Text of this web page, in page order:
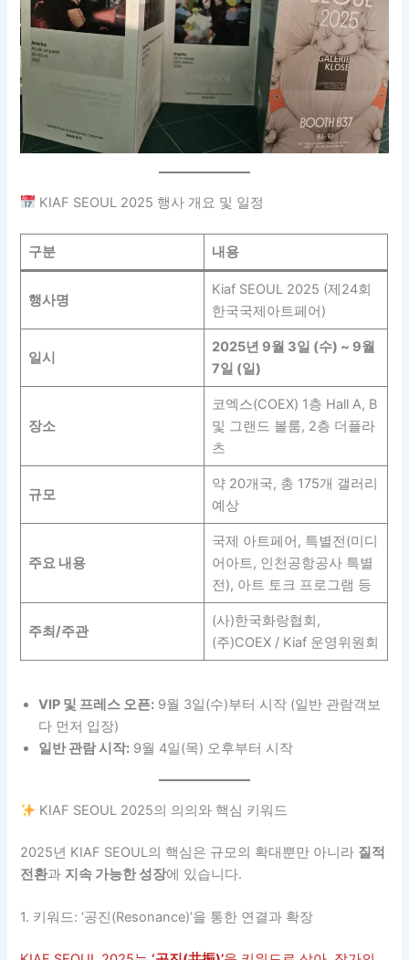
KIAF SEOUL 2025 행사 개요 및 일정
구분 내용
행사명
Kiaf SEOUL 2025 (제24회
한국국제아트페어)
일시
2025년 9월 3일 (수) ~ 9월
7일 (일)
장소
코엑스(COEX) 1층 Hall A, B
및 그랜드 볼룸, 2층 더플라
츠
규모
약 20개국, 총 175개 갤러리
예상
주요 내용
국제 아트페어, 특별전(미디
어아트, 인천공항공사 특별
전), 아트 토크 프로그램 등
주최/주관
(사)한국화랑협회,
(주)COEX / Kiaf 운영위원회
VIP 및 프레스 오픈: 9월 3일(수)부터 시작 (일반 관람객보
다 먼저 입장)
일반 관람 시작: 9월 4일(목) 오후부터 시작
KIAF SEOUL 2025의 의의와 핵심 키워드
2025년 KIAF SEOUL의 핵심은 규모의 확대뿐만 아니라 질적
전환과 지속 가능한 성장에 있습니다.
1. 키워드: ‘공진(Resonance)’을 통한 연결과 확장